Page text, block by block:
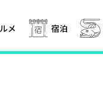
メ 宿泊